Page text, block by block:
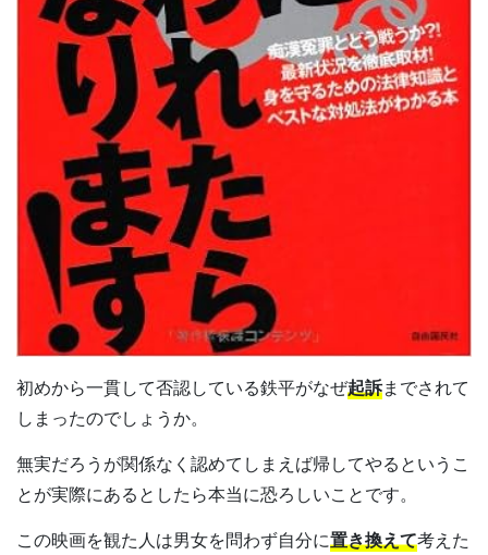
初めから一貫して否認している鉄平がなぜ起訴までされて
しまったのでしょうか。
無実だろうが関係なく認めてしまえば帰してやるというこ
とが実際にあるとしたら本当に恐ろしいことです。
この映画を観た人は男女を問わず自分に置き換えて考えた